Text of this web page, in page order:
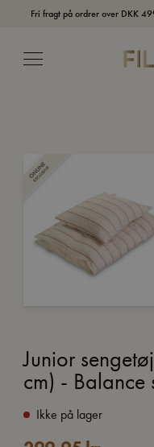
Fri fragt på ordrer over DKK
Junior
cm) - Balance
Ikke på lager